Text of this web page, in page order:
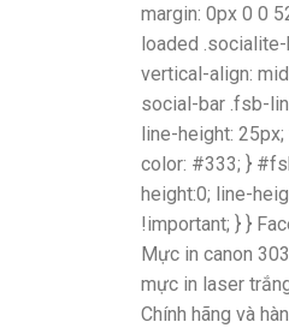
margin: 0px 0 0
loaded
vertical-align:
social-bar .fsb-
line-height:
color: #333; }
height:0; line-
!important; } }
Mực in canon
mực in laser
Chính hãng và